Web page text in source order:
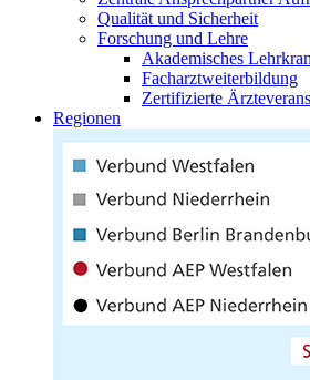
Qualität und Sicherheit
Forschung und Lehre
Akademisches
Facharztweiterbildung
Zertifizierte
Regionen